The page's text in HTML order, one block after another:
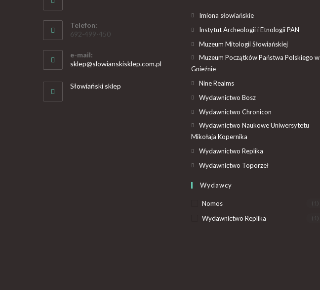
Telefon:
692-499-450
e-mail:
sklep@slowianskisklep.com.pl
Słowiański sklep
Imiona słowiańskie
Instytut Archeologii i Etnologii PAN
Muzeum Mitologii Słowiańskiej
Muzeum Początków Państwa Polskiego w
Gnieźnie
Nine Realms
Wydawnictwo Bosz
Wydawnictwo Chronicon
Wydawnictwo Naukowe Uniwersytetu
Mikołaja Kopernika
Wydawnictwo Replika
Wydawnictwo Toporzeł
Wydawcy
Nomos (1)
Wydawnictwo Replika (1)